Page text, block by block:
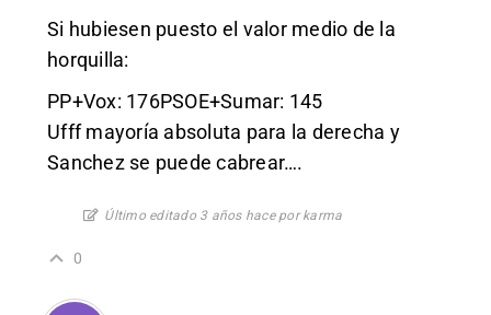
Si hubiesen puesto el valor medio de la
horquilla:
PP+Vox: 176PSOE+Sumar: 145
Ufff mayoría absoluta para la derecha y
Sanchez se puede cabrear….
Último editado 3 años hace por karma
0